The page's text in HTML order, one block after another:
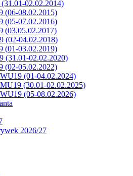
02.02.2014)
(06-08.02.2015)
(05-07.02.2016)
(03.05.02.2017)
(02-04.02.2018)
(01-03.02.2019)
(31.01-02.02.2020)
(02-05.02.2022)
(01-04.02.2024)
(30.01-02.02.2025)
(05-08.02.2026)
2026/27